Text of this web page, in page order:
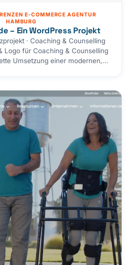
– Ein WordPress Projekt
E-COMMERCE AGENTUR
HAMBURG
· Coaching & Counselling
Logo für Coaching & Counselling
Umsetzung einer modernen,
von Wayne May aus Tornesch
Familien und Lehrkräfte). Von
Design und eigenem Logo
Umsetzung mit WPML und
saubere…